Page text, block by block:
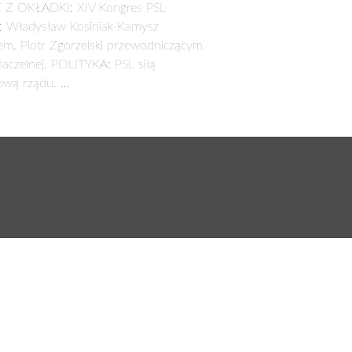
Z OKŁADKI: XIV Kongres PSL
Władysław Kosiniak-Kamysz
Piotr Zgorzelski przewodniczącym
POLITYKA: PSL siłą
rządu. …